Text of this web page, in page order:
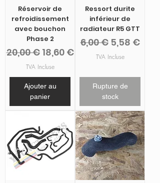
Réservoir de
refroidissement
avec bouchon
Phase 2
Prix original
20,00 € Prix promotionnel
18,60 €
TVA Incluse
Ajouter au
panier
Ressort durite
inférieur de
radiateur R5 GTT
Prix original
6,00 € Prix
5,58 €
TVA Incluse
Rupture de
stock